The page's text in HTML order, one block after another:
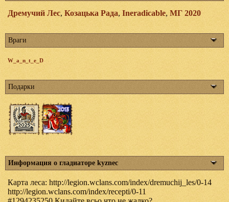
Дремучий Лес, Козацька Рада, Ineradicable, МГ 2020
Враги
W_a_n_t_e_D
Подарки
Информация о гладиаторе kyznec
Карта леса: http://legion.wclans.com/index/dremuchij_les/0-14
http://legion.wclans.com/index/recepti/0-11